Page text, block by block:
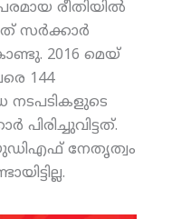
രീതിയില്‍
സര്‍ക്കാര്‍
2016 മെയ്
144
നേതൃത്വം